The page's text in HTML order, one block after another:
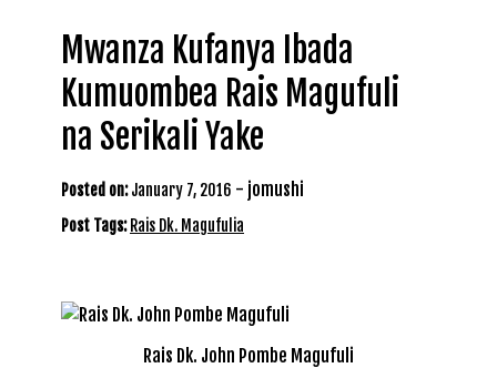
Mwanza Kufanya Ibada
Kumuombea Rais Magufuli
na Serikali Yake
Posted on: January 7, 2016 - jomushi
Post Tags: Rais Dk. Magufulia
Rais Dk. John Pombe Magufuli